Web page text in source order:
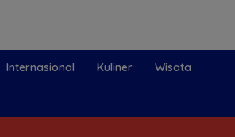
Internasional Kuliner Wisata